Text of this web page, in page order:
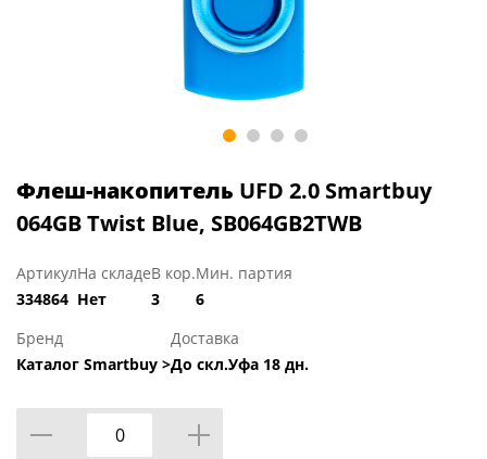
Флеш-накопитель UFD 2.0 Smartbuy
064GB Twist Blue, SB064GB2TWB
Артикул
334864
На складе
Нет
В кор.
3
Мин. партия
6
Бренд
Каталог Smartbuy >
Доставка
До скл.Уфа 18 дн.